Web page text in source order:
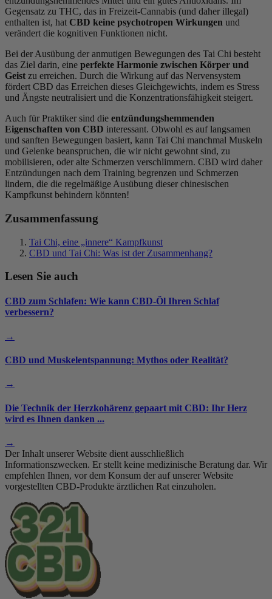
Gegensatz zu THC, das in Freizeit-Cannabis (und daher illegal)
enthalten ist, hat CBD keine psychotropen Wirkungen und
verändert die kognitiven Funktionen nicht.
Bei der Ausübung der anmutigen Bewegungen des Tai Chi besteht
das Ziel darin, eine perfekte Harmonie zwischen Körper und
Geist zu erreichen. Durch die Wirkung auf das Nervensystem
fördert CBD das Erreichen dieses Gleichgewichts, indem es Stress
und Ängste neutralisiert und die Konzentrationsfähigkeit steigert.
Auch für Praktiker sind die entzündungshemmenden
Eigenschaften von CBD interessant. Obwohl es auf langsamen
und sanften Bewegungen basiert, kann Tai Chi manchmal Muskeln
und Gelenke beanspruchen, die wir nicht gewohnt sind, zu
mobilisieren, oder alte Schmerzen verschlimmern. CBD wird daher
Entzündungen nach dem Training begrenzen und Schmerzen
lindern, die die regelmäßige Ausübung dieser chinesischen
Kampfkunst behindern könnten!
Zusammenfassung
Tai Chi, eine „innere“ Kampfkunst
CBD und Tai Chi: Was ist der Zusammenhang?
Lesen Sie auch
CBD zum Schlafen: Wie kann CBD-Öl Ihren Schlaf
verbessern?
→
CBD und Muskelentspannung: Mythos oder Realität?
→
Die Technik der Herzkohärenz gepaart mit CBD: Ihr Herz
wird es Ihnen danken ...
→
Der Inhalt unserer Website dient ausschließlich
Informationszwecken. Er stellt keine medizinische Beratung dar. Wir
empfehlen Ihnen, vor dem Konsum der auf unserer Website
vorgestellten CBD-Produkte ärztlichen Rat einzuholen.